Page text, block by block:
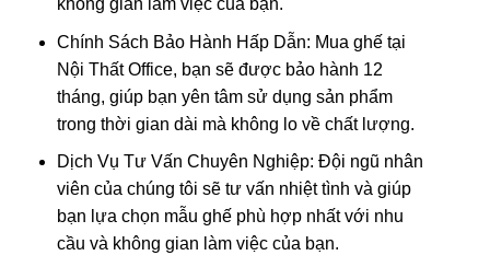
không gian làm việc của bạn.
Chính Sách Bảo Hành Hấp Dẫn: Mua ghế tại
Nội Thất Office, bạn sẽ được bảo hành 12
tháng, giúp bạn yên tâm sử dụng sản phẩm
trong thời gian dài mà không lo về chất lượng.
Dịch Vụ Tư Vấn Chuyên Nghiệp: Đội ngũ nhân
viên của chúng tôi sẽ tư vấn nhiệt tình và giúp
bạn lựa chọn mẫu ghế phù hợp nhất với nhu
cầu và không gian làm việc của bạn.